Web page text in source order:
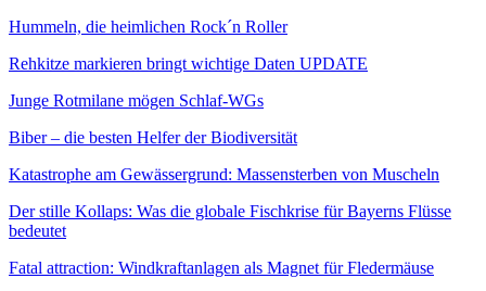
Hummeln, die heimlichen Rock´n Roller
Rehkitze markieren bringt wichtige Daten UPDATE
Junge Rotmilane mögen Schlaf-WGs
Biber – die besten Helfer der Biodiversität
Katastrophe am Gewässergrund: Massensterben von Muscheln
Der stille Kollaps: Was die globale Fischkrise für Bayerns Flüsse
bedeutet
Fatal attraction: Windkraftanlagen als Magnet für Fledermäuse